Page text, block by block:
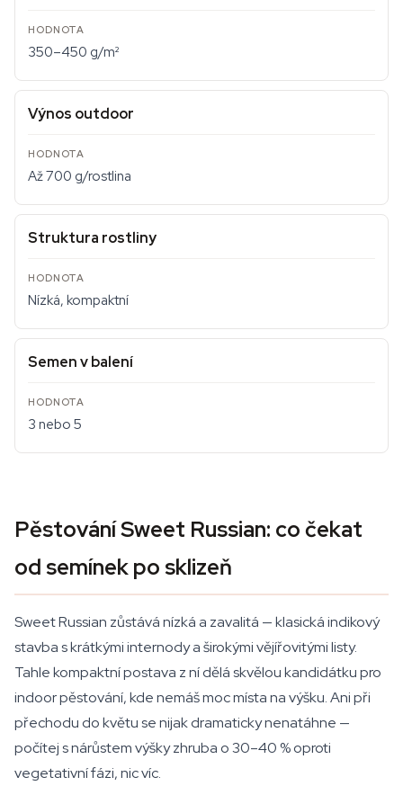
350–450 g/m²
Výnos outdoor
Až 700 g/rostlina
Struktura rostliny
Nízká, kompaktní
Semen v balení
3 nebo 5
Pěstování Sweet Russian: co čekat
od semínek po sklizeň
Sweet Russian zůstává nízká a zavalitá — klasická indikový
stavba s krátkými internody a širokými vějířovitými listy.
Tahle kompaktní postava z ní dělá skvělou kandidátku pro
indoor pěstování, kde nemáš moc místa na výšku. Ani při
přechodu do květu se nijak dramaticky nenatáhne —
počítej s nárůstem výšky zhruba o 30–40 % oproti
vegetativní fázi, nic víc.